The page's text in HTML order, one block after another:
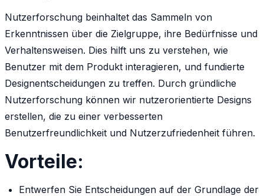
Nutzerforschung beinhaltet das Sammeln von
Erkenntnissen über die Zielgruppe, ihre Bedürfnisse und
Verhaltensweisen. Dies hilft uns zu verstehen, wie
Benutzer mit dem Produkt interagieren, und fundierte
Designentscheidungen zu treffen. Durch gründliche
Nutzerforschung können wir nutzerorientierte Designs
erstellen, die zu einer verbesserten
Benutzerfreundlichkeit und Nutzerzufriedenheit führen.
Vorteile:
Entwerfen Sie Entscheidungen auf der Grundlage der